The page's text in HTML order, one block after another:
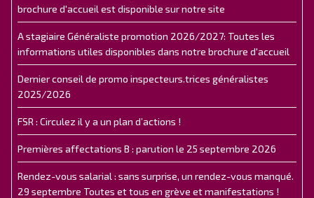
brochure d'accueil est disponible sur notre site
A stagiaire Généraliste promotion 2026/2027: Toutes les
informations utiles disponibles dans notre brochure d'accueil
Dernier conseil de promo inspecteurs.trices généralistes
2025/2026
FSR : Circulez il y a un plan d’actions !
Premières affectations B : parution le 25 septembre 2026
Rendez-vous salarial : sans surprise, un rendez-vous manqué.
29 septembre Toutes et tous en grève et manifestations !